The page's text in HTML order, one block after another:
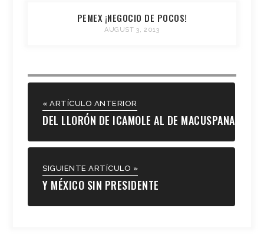
PEMEX ¡NEGOCIO DE POCOS!
AUGUST 3, 2013
« ARTÍCULO ANTERIOR
DEL LLORÓN DE ICAMOLE AL DE MACUSPANA
SIGUIENTE ARTÍCULO »
Y MÉXICO SIN PRESIDENTE